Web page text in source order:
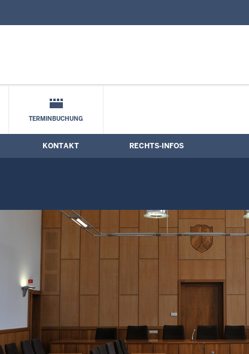
TERMINBUCHUNG
KONTAKT RECHTS-INFOS